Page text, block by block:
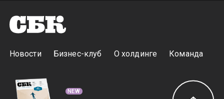
Новости Бизнес-клуб О холдинге Команда
NEW